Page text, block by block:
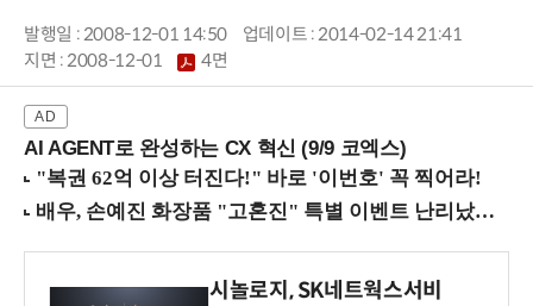
발행일 : 2008-12-01 14:50
업데이트 : 2014-02-14 21:41
지면 :2008-12-01 4면
AI AGENT로 완성하는 CX 혁신 (9/9 코엑스)
시놀로지, SK네트웍스서비